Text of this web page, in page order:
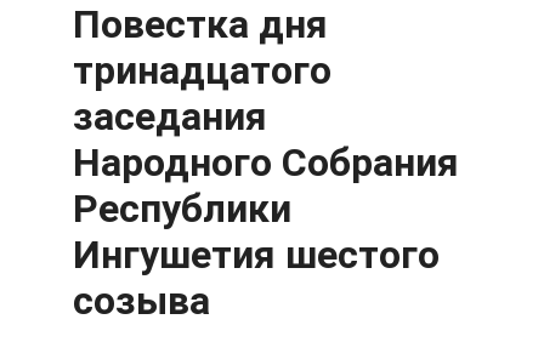
Повестка дня
тринадцатого
заседания
Народного Собрания
Республики
Ингушетия шестого
созыва